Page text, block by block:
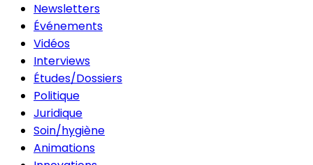
Newsletters
Événements
Vidéos
Interviews
Études/Dossiers
Politique
Juridique
Soin/hygiène
Animations